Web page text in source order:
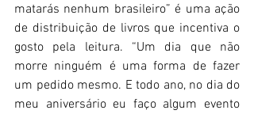
matarás nenhum brasileiro” é uma ação
de distribuição de livros que incentiva o
gosto pela leitura. “Um dia que não
morre ninguém é uma forma de fazer
um pedido mesmo. E todo ano, no dia do
meu aniversário eu faço algum evento